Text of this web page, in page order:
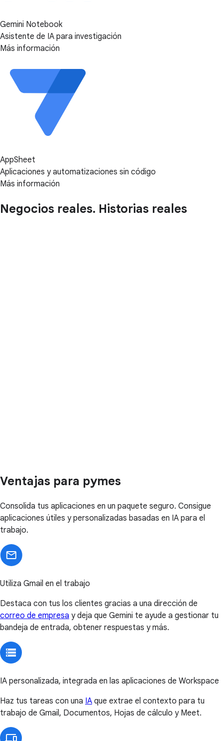
Gemini Notebook
Asistente de IA para investigación
Más información
AppSheet
Aplicaciones y automatizaciones sin código
Más información
Negocios reales. Historias reales
Ventajas para pymes
Consolida tus aplicaciones en un paquete seguro. Consigue
aplicaciones útiles y personalizadas basadas en IA para el
trabajo.
Utiliza Gmail en el trabajo
Destaca con tus los clientes gracias a una dirección de
correo de empresa y deja que Gemini te ayude a gestionar tu
bandeja de entrada, obtener respuestas y más.
IA personalizada, integrada en las aplicaciones de Workspace
Haz tus tareas con una IA que extrae el contexto para tu
trabajo de Gmail, Documentos, Hojas de cálculo y Meet.